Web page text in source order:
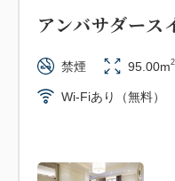
アンバサダース
禁煙 95.00m2
Wi-Fiあり（無料）